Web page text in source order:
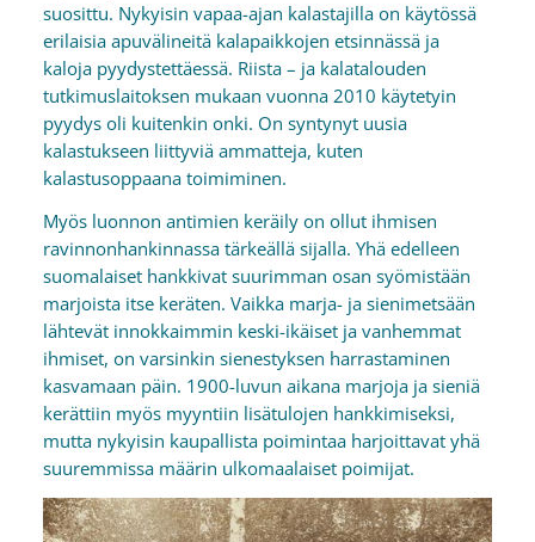
suosittu. Nykyisin vapaa-ajan kalastajilla on käytössä
erilaisia apuvälineitä kalapaikkojen etsinnässä ja
kaloja pyydystettäessä. Riista – ja kalatalouden
tutkimuslaitoksen mukaan vuonna 2010 käytetyin
pyydys oli kuitenkin onki. On syntynyt uusia
kalastukseen liittyviä ammatteja, kuten
kalastusoppaana toimiminen.
Myös luonnon antimien keräily on ollut ihmisen
ravinnonhankinnassa tärkeällä sijalla. Yhä edelleen
suomalaiset hankkivat suurimman osan syömistään
marjoista itse keräten. Vaikka marja- ja sienimetsään
lähtevät innokkaimmin keski-ikäiset ja vanhemmat
ihmiset, on varsinkin sienestyksen harrastaminen
kasvamaan päin. 1900-luvun aikana marjoja ja sieniä
kerättiin myös myyntiin lisätulojen hankkimiseksi,
mutta nykyisin kaupallista poimintaa harjoittavat yhä
suuremmissa määrin ulkomaalaiset poimijat.